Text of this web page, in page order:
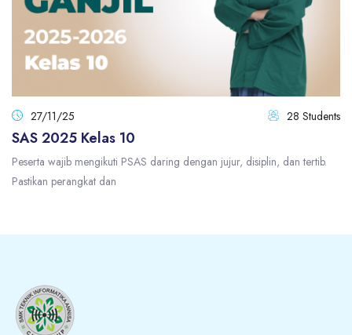
27/11/25 28 Students
SAS 2025 Kelas 10
Peserta wajib mengikuti PSAS daring dengan jujur, disiplin, dan tertib.
Pastikan perangkat dan